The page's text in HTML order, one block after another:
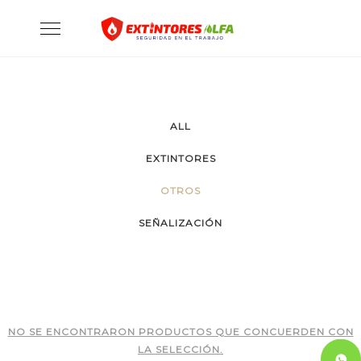
Toggle
navigation
ALL
EXTINTORES
OTROS
SEÑALIZACIÓN
NO SE ENCONTRARON PRODUCTOS QUE CONCUERDEN CON
LA SELECCIÓN.